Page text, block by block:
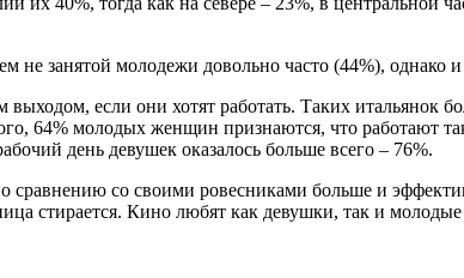
занятой молодежи довольно часто (44%), однако
выходом, если они хотят работать. Таких
64% молодых женщин признаются, что работают
день девушек оказалось больше всего – 76%.
сравнению со своими ровесниками больше и
стирается. Кино любят как девушки, так и